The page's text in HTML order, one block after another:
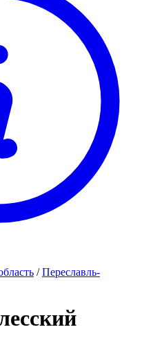
/Переславль-